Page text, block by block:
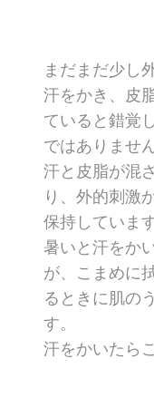
まだまだ少し
汗をかき、皮
ていると錯覚
ではありません
汗と皮脂が混
り、外的刺激
保持しています
暑いと汗をか
が、こまめに
るときに肌の
す。
汗をかいたら